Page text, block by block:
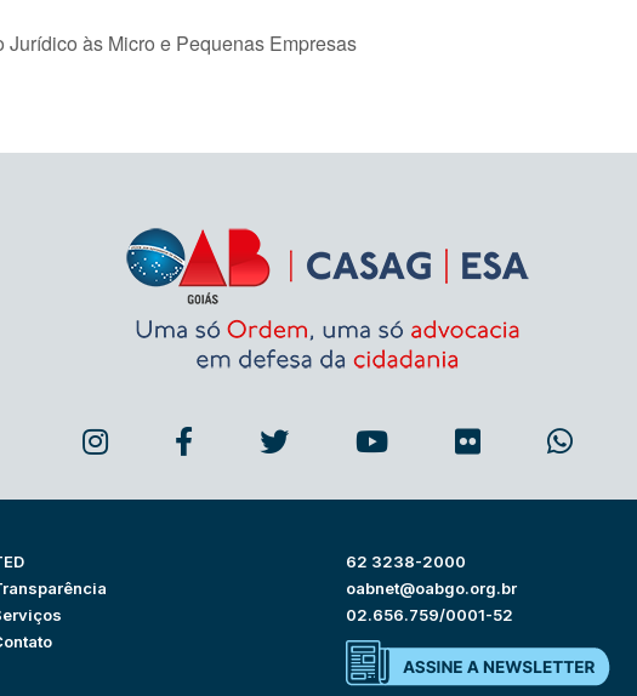
às Micro e Pequenas Empresas
62 3238-2000
oabnet@oabgo.org.br
02.656.759/0001-52